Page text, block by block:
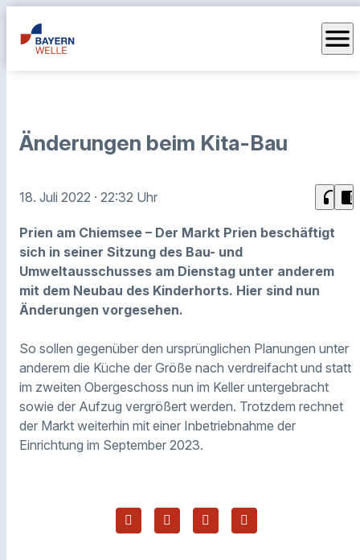
menu
Änderungen beim Kita-Bau
18. Juli 2022 · 22:32 Uhr headphones chrome_reader_mode
Prien am Chiemsee – Der Markt Prien beschäftigt
sich in seiner Sitzung des Bau- und
Umweltausschusses am Dienstag unter anderem
mit dem Neubau des Kinderhorts. Hier sind nun
Änderungen vorgesehen.
So sollen gegenüber den ursprünglichen Planungen unter
anderem die Küche der Größe nach verdreifacht und statt
im zweiten Obergeschoss nun im Keller untergebracht
sowie der Aufzug vergrößert werden. Trotzdem rechnet
der Markt weiterhin mit einer Inbetriebnahme der
Einrichtung im September 2023.